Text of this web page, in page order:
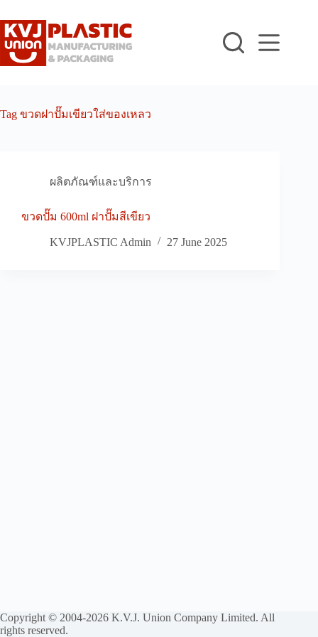
to
content
Tag ขวดฝาปั๊มเขียวใส่ของเหลว
ผลิตภัณฑ์และบริการ
ขวดปั๊ม 600ml ฝาปั๊มสีเขียว
KVJPLASTIC Admin 27 June 2025
Copyright © 2004-2026 K.V.J. Union Company Limited. All
rights reserved.